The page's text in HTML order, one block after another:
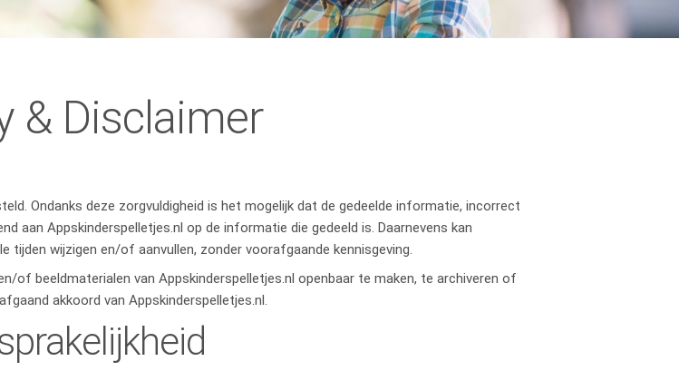
& Disclaimer
Ondanks deze zorgvuldigheid is het mogelijk dat de gedeelde informatie, incorrect
aan Appskinderspelletjes.nl op de informatie die gedeeld is. Daarnevens kan
tijden wijzigen en/of aanvullen, zonder voorafgaande kennisgeving.
beeldmaterialen van Appskinderspelletjes.nl openbaar te maken, te archiveren of
akkoord van Appskinderspelletjes.nl.